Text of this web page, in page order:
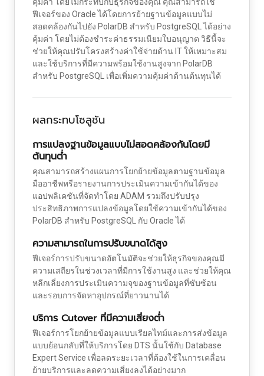
คุ้มค่า โดยไม่กระทบกับธุรกิจของคุณ คุณสามารถใช้
ฟีเจอร์ของ Oracle ได้โดยการย้ายฐานข้อมูลแบบไม่
สอดคล้องกันไปยัง PolarDB สำหรับ PostgreSQL ได้อย่าง
คุ้มค่า โดยไม่ต้องชำระค่าธรรมเนียมใบอนุญาต วิธีนี้จะ
ช่วยให้คุณปรับโครงสร้างค่าใช้จ่ายด้าน IT ให้เหมาะสม
และใช้บริการที่มีความพร้อมใช้งานสูงจาก PolarDB
สำหรับ PostgreSQL เพื่อเพิ่มความคุ้มค่าด้านต้นทุนได้
ผลกระทบโซลูชัน
การแปลงฐานข้อมูลแบบไม่สอดคล้องกันโดยมี
ต้นทุนต่ำ
คุณสามารถสร้างแผนการโยกย้ายข้อมูลตามฐานข้อมูล
มืออาชีพหรือรายงานการประเมินความเข้ากันได้ของ
แอปพลิเคชันที่จัดทำโดย ADAM รวมถึงปรับปรุง
ประสิทธิภาพการแปลงข้อมูลโดยใช้ความเข้ากันได้ของ
PolarDB สำหรับ PostgreSQL กับ Oracle ได้
ความสามารถในการปรับขนาดได้สูง
ฟีเจอร์การปรับขนาดอัตโนมัติจะช่วยให้ธุรกิจของคุณมี
ความเสถียรในช่วงเวลาที่มีการใช้งานสูง และช่วยให้คุณ
หลีกเลี่ยงการประเมินความจุของฐานข้อมูลที่ซับซ้อน
และรอบการจัดหาอุปกรณ์ที่ยาวนานได้
บริการ Cutover ที่มีความเสี่ยงต่ำ
ฟีเจอร์การโยกย้ายข้อมูลแบบเรียลไทม์และการส่งข้อมูล
แบบย้อนกลับที่ให้บริการโดย DTS นั้นใช้กับ Database
Expert Service เพื่อลดระยะเวลาที่ต้องใช้ในการเคลื่อน
ย้ายบริการและลดความเสี่ยงลงได้อย่างมาก